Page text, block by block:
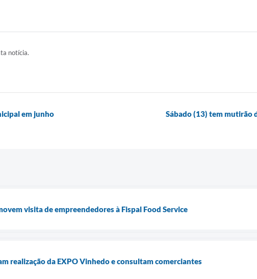
notícia.
em junho Sábado (13) tem mutirão
visita de empreendedores à Fispal Food Service
realização da EXPO Vinhedo e consultam comerciantes